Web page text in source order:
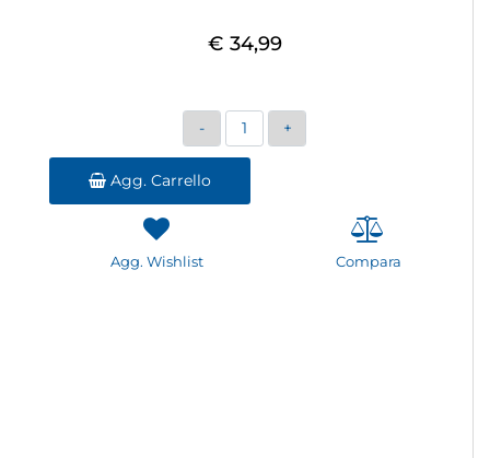
€ 34,99
Quantità
Agg. Carrello
Agg. Wishlist Compara